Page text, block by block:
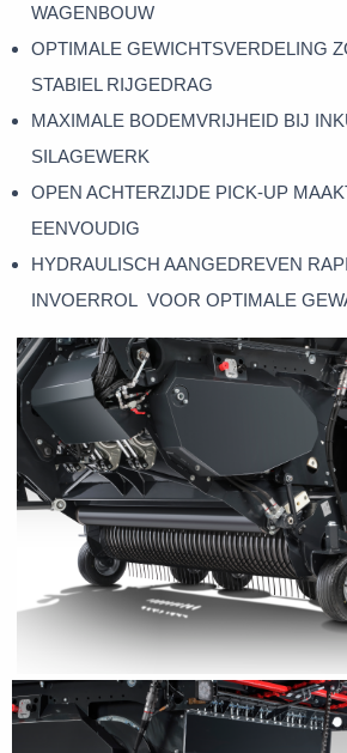
WAGENBOUW
OPTIMALE GEWICHTSVERDELING
STABIEL RIJGEDRAG
MAXIMALE BODEMVRIJHEID BIJ
SILAGEWERK
OPEN ACHTERZIJDE PICK-UP
EENVOUDIG
HYDRAULISCH AANGEDREVEN
INVOERROL VOOR OPTIMALE